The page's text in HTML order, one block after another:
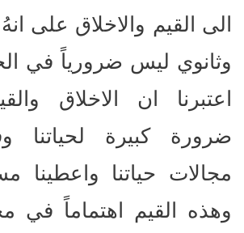
الى القيم والاخلاق على
وثانوي ليس ضرورياً في
اعتبرنا ان الاخلاق
ضرورة كبيرة
مجالات حياتنا واعطينا
وهذه القيم اهتماماً في